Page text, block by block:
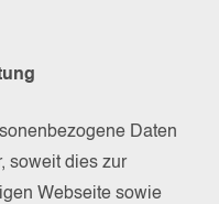
Daten
soweit dies zur
Webseite sowie